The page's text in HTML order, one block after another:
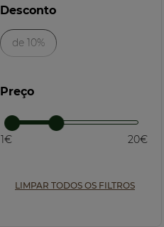
Desconto
de 10%
Preço
1€ 20€
LIMPAR TODOS OS FILTROS